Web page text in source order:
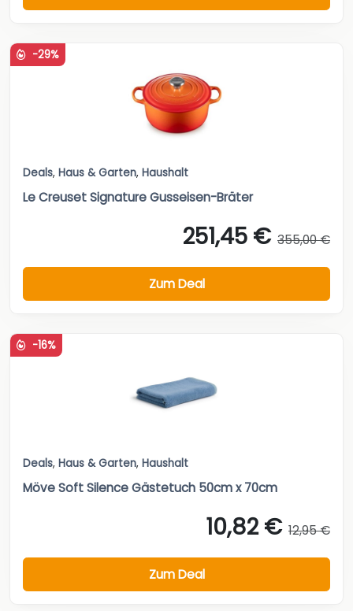
-29%
Deals, Haus & Garten, Haushalt
Le Creuset Signature Gusseisen-Bräter
251,45 € 355,00 €
Zum Deal
-16%
Deals, Haus & Garten, Haushalt
Möve Soft Silence Gästetuch 50cm x 70cm
10,82 € 12,95 €
Zum Deal